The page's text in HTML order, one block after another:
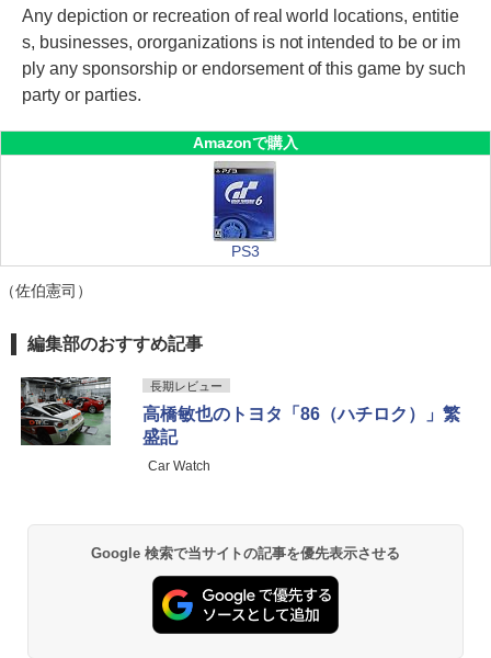
Any depiction or recreation of real world locations, entitie
s, businesses, ororganizations is not intended to be or im
ply any sponsorship or endorsement of this game by such
party or parties.
Amazonで購入
PS3
（佐伯憲司）
編集部のおすすめ記事
長期レビュー
高橋敏也のトヨタ「86（ハチロク）」繁
盛記
Car Watch
Google 検索で当サイトの記事を優先表示させる